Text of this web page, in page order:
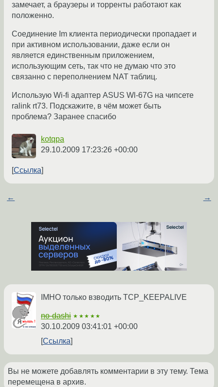
замечает, а браузеры и торренты работают как
положенно.
Соединение Im клиента периодически пропадает и
при активном использовании, даже если он
является единственным приложением,
использующим сеть, так что не думаю что это
связанно с переполнением NAT таблиц.
Использую Wi-fi адаптер ASUS Wl-67G на чипсете
ralink rt73. Подскажите, в чём может быть
проблема? Заранее спасибо
kotqpa
29.10.2009 17:23:26 +00:00
Ссылка
← →
IMHO только взводить TCP_KEEPALIVE
no-dashi ★★★★★
30.10.2009 03:41:01 +00:00
Ссылка
Вы не можете добавлять комментарии в эту тему. Тема
перемещена в архив.